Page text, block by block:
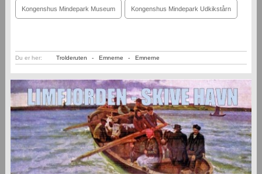
Kongenshus Mindepark Museum Kongenshus Mindepark Udkikstårn
Du er her: Trolderuten - Emnerne - Emnerne